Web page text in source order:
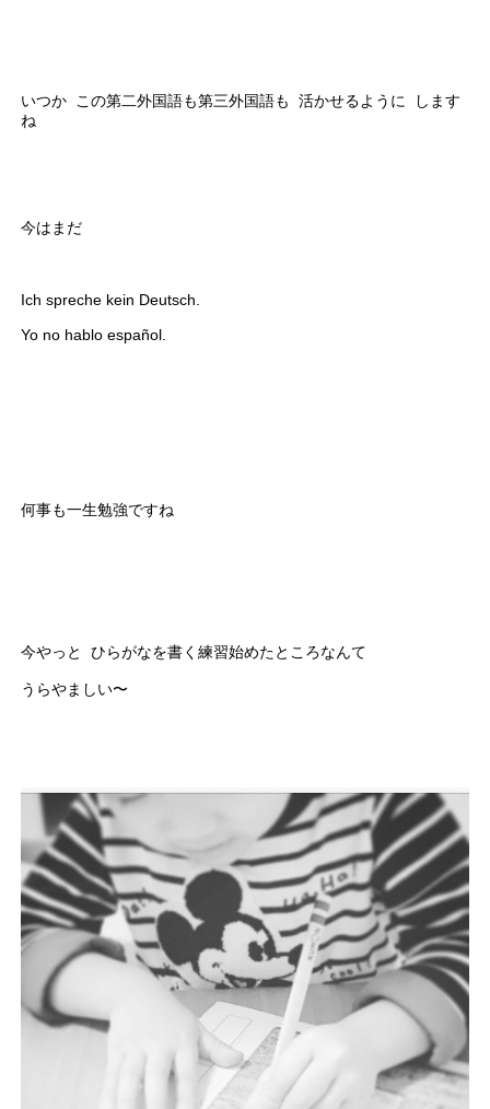
いつか この第二外国語も第三外国語も 活かせるように します
ね
今はまだ
Ich spreche kein Deutsch.
Yo no hablo español.
何事も一生勉強ですね
今やっと ひらがなを書く練習始めたところなんて
うらやましい〜